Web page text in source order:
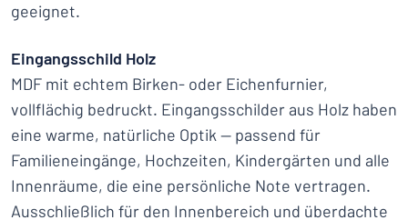
geeignet.
Eingangsschild Holz
MDF mit echtem Birken- oder Eichenfurnier,
vollflächig bedruckt. Eingangsschilder aus Holz haben
eine warme, natürliche Optik — passend für
Familieneingänge, Hochzeiten, Kindergärten und alle
Innenräume, die eine persönliche Note vertragen.
Ausschließlich für den Innenbereich und überdachte